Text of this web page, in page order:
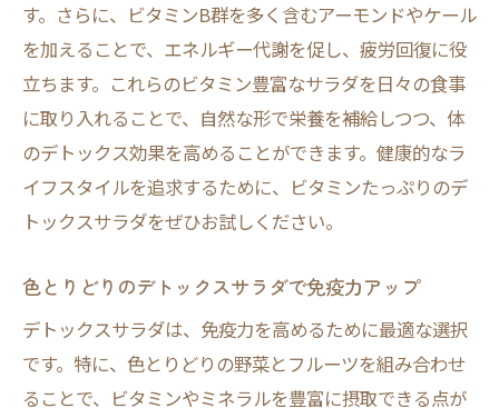
す。さらに、ビタミンB群を多く含むアーモンドやケール
を加えることで、エネルギー代謝を促し、疲労回復に役
立ちます。これらのビタミン豊富なサラダを日々の食事
に取り入れることで、自然な形で栄養を補給しつつ、体
のデトックス効果を高めることができます。健康的なラ
イフスタイルを追求するために、ビタミンたっぷりのデ
トックスサラダをぜひお試しください。
色とりどりのデトックスサラダで免疫力アップ
デトックスサラダは、免疫力を高めるために最適な選択
です。特に、色とりどりの野菜とフルーツを組み合わせ
ることで、ビタミンやミネラルを豊富に摂取できる点が